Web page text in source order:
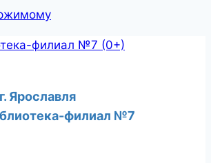
филиал №7 (0+)
Ярославля
филиал №7